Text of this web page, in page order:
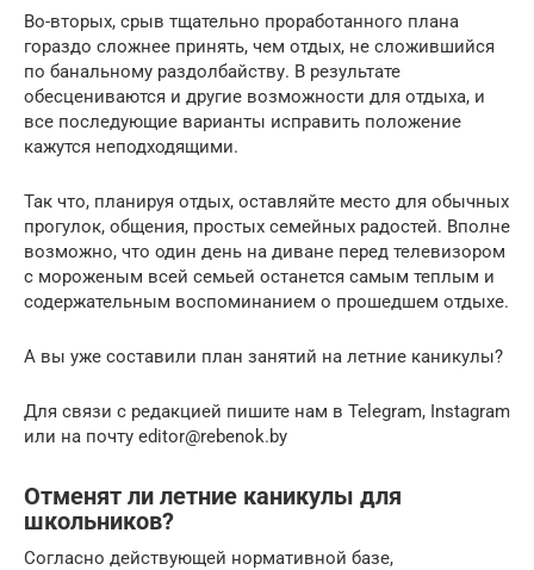
Во-вторых, срыв тщательно проработанного плана
гораздо сложнее принять, чем отдых, не сложившийся
по банальному раздолбайству. В результате
обесцениваются и другие возможности для отдыха, и
все последующие варианты исправить положение
кажутся неподходящими.
Так что, планируя отдых, оставляйте место для обычных
прогулок, общения, простых семейных радостей. Вполне
возможно, что один день на диване перед телевизором
с мороженым всей семьей останется самым теплым и
содержательным воспоминанием о прошедшем отдыхе.
А вы уже составили план занятий на летние каникулы?
Для связи с редакцией пишите нам в Telegram, Instagram
или на почту editor@rebenok.by
Отменят ли летние каникулы для
школьников?
Согласно действующей нормативной базе,